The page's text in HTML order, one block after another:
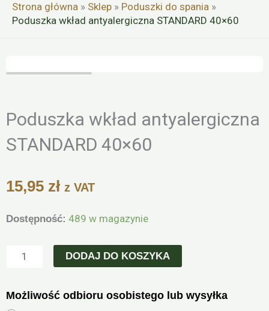
Strona główna » Sklep » Poduszki do spania »
Poduszka wkład antyalergiczna STANDARD 40×60
Poduszka wkład antyalergiczna
STANDARD 40×60
15,95 zł z VAT
Dostępność: 489 w magazynie
ilość
wkład
antyalergiczna
40x60
DODAJ DO KOSZYKA
Możliwość odbioru osobistego lub wysyłka